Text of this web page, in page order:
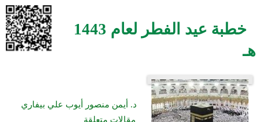
خطبة عيد الفطر لعام 1443
هـ
د. أيمن منصور أيوب علي بيفاري
مقالات متعلقة